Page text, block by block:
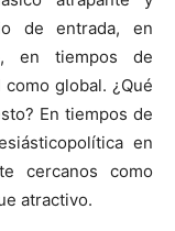
de entrada, en
en tiempos de
global. ¿Qué
En tiempos de
en
cercanos como
atractivo.